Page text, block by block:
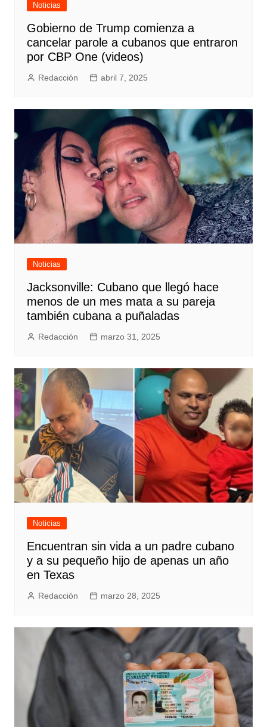
Noticias
Gobierno de Trump comienza a
cancelar parole a cubanos que entraron
por CBP One (videos)
Redacción abril 7, 2025
Noticias
Jacksonville: Cubano que llegó hace
menos de un mes mata a su pareja
también cubana a puñaladas
Redacción marzo 31, 2025
Noticias
Encuentran sin vida a un padre cubano
y a su pequeño hijo de apenas un año
en Texas
Redacción marzo 28, 2025